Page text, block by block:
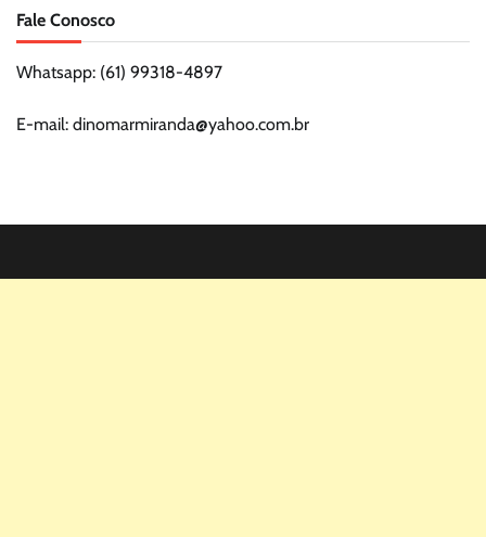
Fale Conosco
Whatsapp: (61) 99318-4897
E-mail: dinomarmiranda@yahoo.com.br